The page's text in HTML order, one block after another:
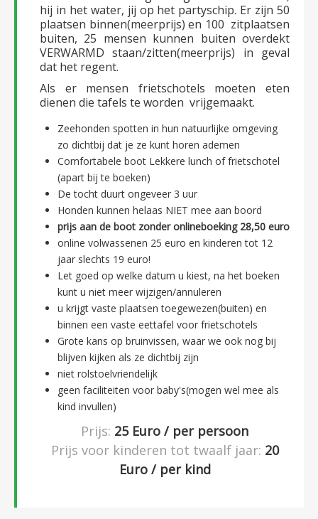
hij in het water, jij op het partyschip. Er zijn 50
plaatsen binnen(meerprijs) en 100 zitplaatsen
buiten, 25 mensen kunnen buiten overdekt
VERWARMD staan/zitten(meerprijs) in geval
dat het regent.
Als er mensen frietschotels moeten eten
dienen die tafels te worden vrijgemaakt.
Zeehonden spotten in hun natuurlijke omgeving
zo dichtbij dat je ze kunt horen ademen
Comfortabele boot Lekkere lunch of frietschotel
(apart bij te boeken)
De tocht duurt ongeveer 3 uur
Honden kunnen helaas NIET mee aan boord
prijs aan de boot zonder onlineboeking 28,50 euro
online volwassenen 25 euro en kinderen tot 12
jaar slechts 19 euro!
Let goed op welke datum u kiest, na het boeken
kunt u niet meer wijzigen/annuleren
u krijgt vaste plaatsen toegewezen(buiten) en
binnen een vaste eettafel voor frietschotels
Grote kans op bruinvissen, waar we ook nog bij
blijven kijken als ze dichtbij zijn
niet rolstoelvriendelijk
geen faciliteiten voor baby's(mogen wel mee als
kind invullen)
Prijs: 25Euro / per persoon
Prijs voor kinderen tot twaalf jaar: 20
Euro / per kind